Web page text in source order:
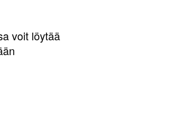
voit löytää